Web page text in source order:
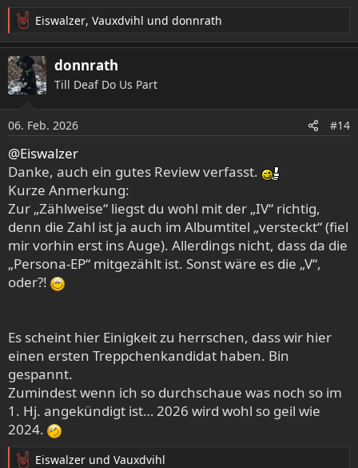
R
e
a
k
t
n
e
n
:
Eiswalzer, Vauxdvihl und donnrath
donnrath
Till Deaf Do Us Part
06. Feb. 2026 #14
@Eiswalzer
Danke, auch ein gutes Review verfasst.
Kurze Anmerkung:
Zur „Zählweise“ liegst du wohl mit der „IV“ richtig,
denn die Zahl ist ja auch im Albumtitel „versteckt“ (fiel
mir vorhin erst ins Auge). Allerdings nicht, dass da die
„Persona-EP“ mitgezählt ist. Sonst wäre es die „V“,
oder?!
Es scheint hier Einigkeit zu herrschen, dass wir hier
einen ersten Treppchenkandidat haben. Bin
gespannt.
Zumindest wenn ich so durchschaue was noch so im
1. Hj. angekündigt ist… 2026 wird wohl so geil wie
2024.
Eiswalzer und Vauxdvihl